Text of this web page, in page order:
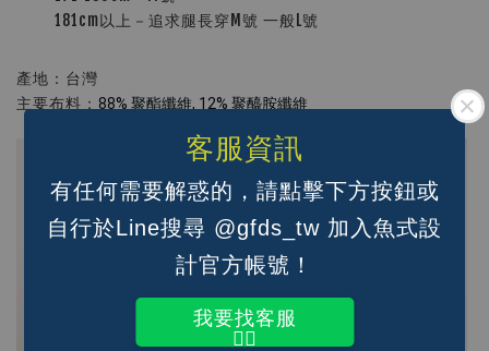
客服資訊
有任何需要解惑的，請點擊下方按鈕或
自行於Line搜尋 @gfds_tw 加入魚式設
計官方帳號！
我要找客服
👆🏽
181cm以上－追求腿長穿M號 一般L號
產地：台灣
主要布料： 88% 聚酯纖維, 12% 聚醯胺纖維